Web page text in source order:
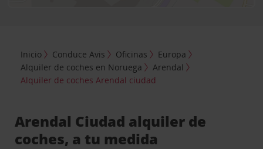
Inicio Conduce Avis Oficinas
Europa
Alquiler de coches en Noruega
Arendal
Alquiler de coches Arendal ciudad
Arendal Ciudad alquiler de
coches, a tu medida